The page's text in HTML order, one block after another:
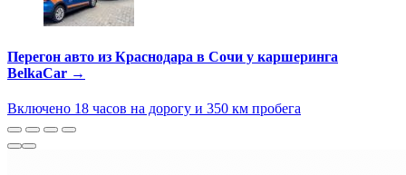
Перегон авто из Краснодара в Сочи у каршеринга
BelkaCar →
Включено 18 часов на дорогу и 350 км пробега